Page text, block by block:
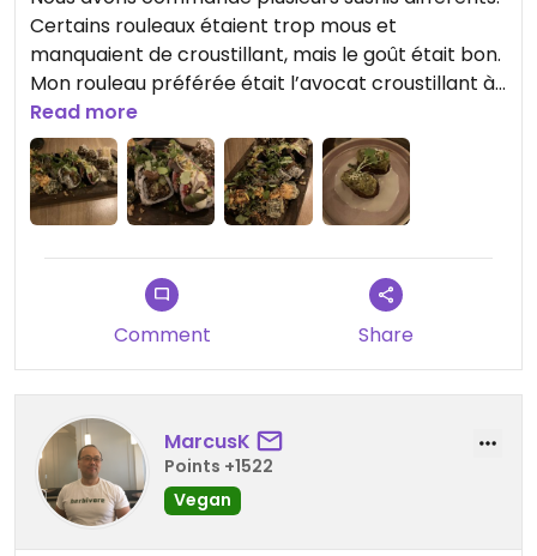
havest et le Fuji.
Astuce : Lorsque l'été, l'envie d'une pause sucrée
pointe son nez, le maki au fruit est un parfait
péché.
Certains rouleaux étaient trop mous et
manquaient de croustillant, mais le goût était bon.
Mon rouleau préférée était l’avocat croustillant à
$7 - bon prix et bcp mieux que d’autre rouleaux
« spéciaux » à $14. Malheureusement le restau
était assez bruyant mais le service était bon.
Read more
Comment Share
MarcusK
Points +1522
Vegan